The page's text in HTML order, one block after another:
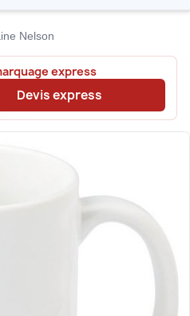
Nelson
express
Devis express